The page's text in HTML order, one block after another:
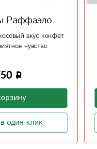
Раффаэло
вкус конфет
чувство
один клик